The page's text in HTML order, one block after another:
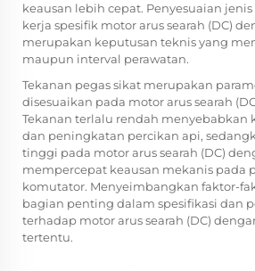
keausan lebih cepat. Penyesuaian
kerja spesifik motor arus searah (DC)
merupakan keputusan teknis yang
maupun interval perawatan.
Tekanan pegas sikat merupakan
disesuaikan pada motor arus searah
Tekanan terlalu rendah menyebabkan
dan peningkatan percikan api,
tinggi pada motor arus searah (DC)
mempercepat keausan mekanis pada
komutator. Menyeimbangkan faktor-
bagian penting dalam spesifikasi dan
terhadap motor arus searah (DC)
tertentu.